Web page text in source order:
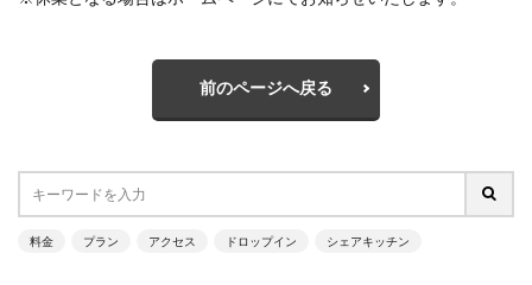
前のページへ戻る
料金 プラン アクセス ドロップイン シェアキッチン